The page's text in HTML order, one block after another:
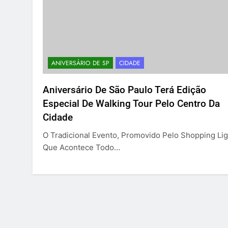
ANIVERSÁRIO DE SP CIDADE
Aniversário De São Paulo Terá Edição
Especial De Walking Tour Pelo Centro Da
Cidade
O Tradicional Evento, Promovido Pelo Shopping
Que Acontece Todo…